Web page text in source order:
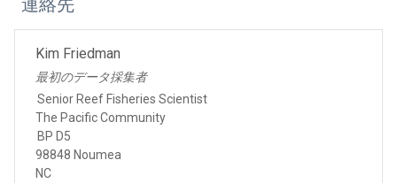
連絡先
Kim Friedman
最初のデータ採集者
Senior Reef Fisheries Scientist
The Pacific Community
BP D5
98848 Noumea
NC